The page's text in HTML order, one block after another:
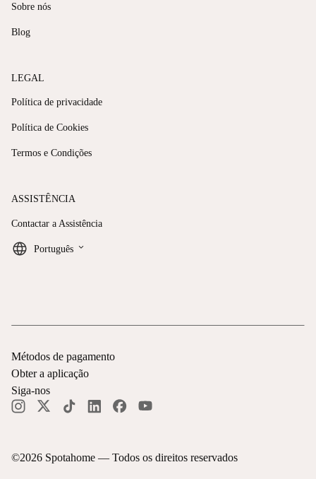
Sobre nós
Blog
LEGAL
Política de privacidade
Política de Cookies
Termos e Condições
ASSISTÊNCIA
Contactar a Assistência
Português keyboard_arrow_down
©2026 Spotahome — Todos os direitos reservados
Métodos de pagamento
Obter a aplicação
Siga-nos